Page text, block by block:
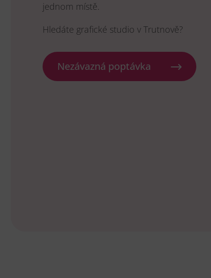
jednom místě.
Hledáte grafické studio v Trutnově?
Nezávazná poptávka